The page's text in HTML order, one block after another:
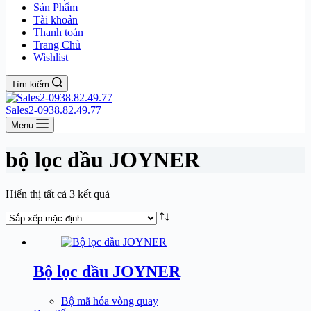
Sản Phẩm
Tài khoản
Thanh toán
Trang Chủ
Wishlist
Tìm kiếm
Sales2-0938.82.49.77
Menu
bộ lọc dầu JOYNER
Hiển thị tất cả 3 kết quả
Bộ lọc dầu JOYNER
Bộ mã hóa vòng quay